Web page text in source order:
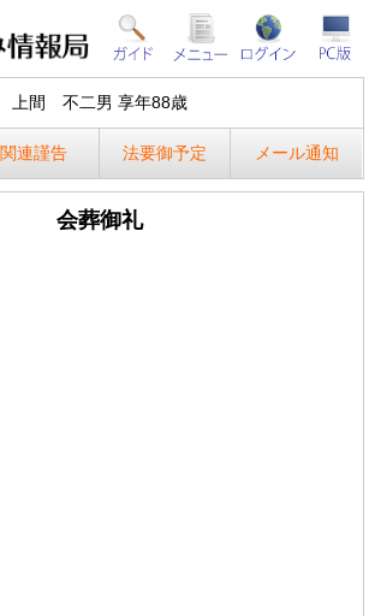
上間 不二男 享年88歳
関連謹告 法要御予定 メール通知
会葬御礼